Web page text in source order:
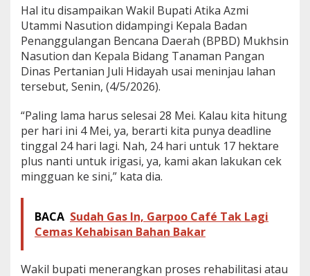
u
a
n
I
n
,
e
t
a
n
i
D
a
t
n
Hal itu disampaikan Wakil Bupati Atika Azmi
Utammi Nasution didampingi Kepala Badan
Penanggulangan Bencana Daerah (BPBD) Mukhsin
Nasution dan Kepala Bidang Tanaman Pangan
Dinas Pertanian Juli Hidayah usai meninjau lahan
tersebut, Senin, (4/5/2026).
“Paling lama harus selesai 28 Mei. Kalau kita hitung
per hari ini 4 Mei, ya, berarti kita punya deadline
tinggal 24 hari lagi. Nah, 24 hari untuk 17 hektare
plus nanti untuk irigasi, ya, kami akan lakukan cek
mingguan ke sini,” kata dia.
BACA Sudah Gas In, Garpoo Café Tak Lagi
Cemas Kehabisan Bahan Bakar
Wakil bupati menerangkan proses rehabilitasi atau